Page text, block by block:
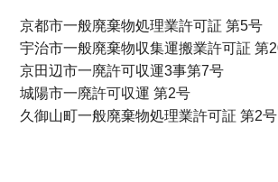
京都市一般廃棄物処理業許可証 第5号
宇治市一般廃棄物収集運搬業許可証 第
京田辺市一廃許可収運3事第7号
城陽市一廃許可収運 第2号
久御山町一般廃棄物処理業許可証 第2号